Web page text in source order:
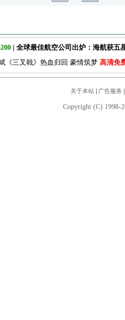
| 全球最佳航空公司出炉：海航获五
《三叉戟》热血归回 豪情筑梦 高清免
关于本站| 广告服务
Copyright (C) 1998-